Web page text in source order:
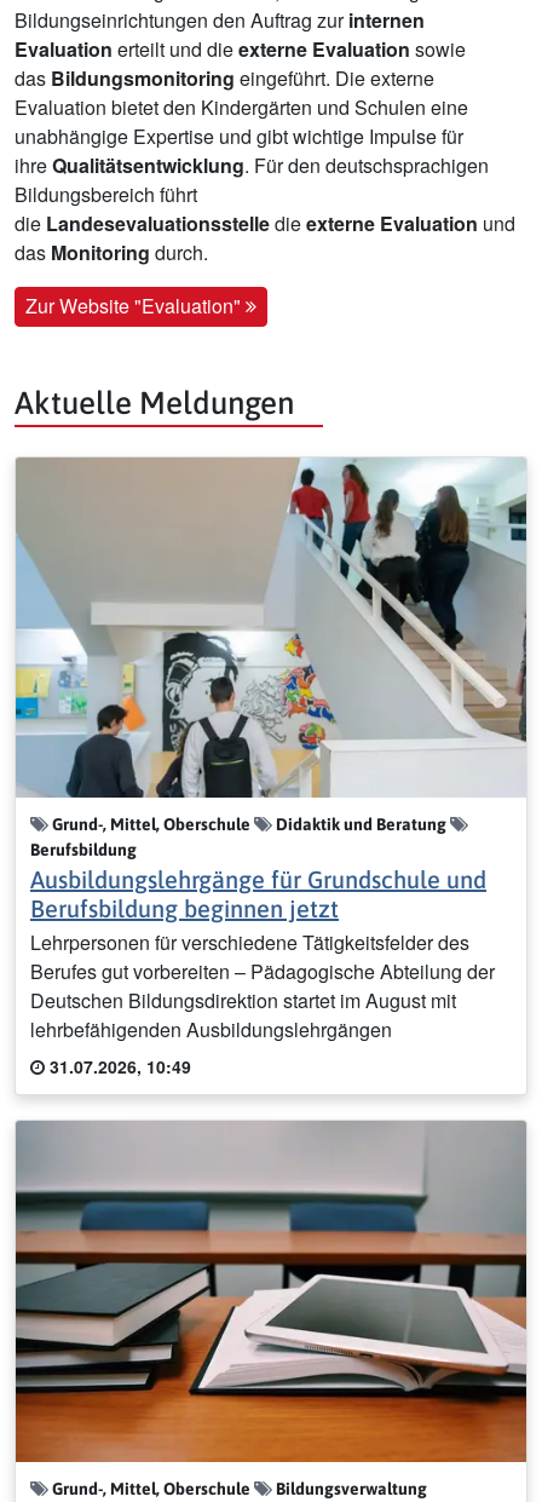
Bildungseinrichtungen den Auftrag zurinternen
Evaluation erteilt und dieexterne Evaluation sowie
das Bildungsmonitoring eingeführt. Die externe
Evaluation bietet den Kindergärten und Schulen eine
unabhängige Expertise und gibt wichtige Impulse für
ihreQualitätsentwicklung. Für den deutschsprachigen
Bildungsbereich führt
die Landesevaluationsstelledieexterne Evaluation und
das Monitoring durch.
Zur Website "Evaluation"
Aktuelle Meldungen
Grund-, Mittel, Oberschule
Didaktik und Beratung
Berufsbildung
Ausbildungslehrgänge für Grundschule und
Berufsbildung beginnen jetzt
Lehrpersonen für verschiedene Tätigkeitsfelder des
Berufes gut vorbereiten – Pädagogische Abteilung der
Deutschen Bildungsdirektion startet im August mit
lehrbefähigenden Ausbildungslehrgängen
31.07.2026, 10:49
Grund-, Mittel, Oberschule Bildungsverwaltung